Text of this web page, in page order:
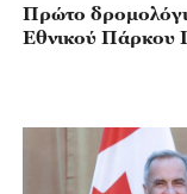
Πρώτο
Εθνικού Πάρκου